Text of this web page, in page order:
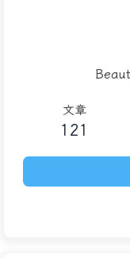
文章
121